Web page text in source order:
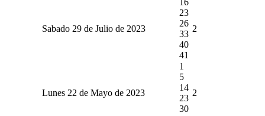
Sabado 29 de Julio de 2023
23
26
33
40
41
2
Lunes 22 de Mayo de 2023
1
5
14
23
30
2